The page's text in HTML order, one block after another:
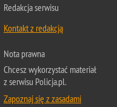
Redakcja serwisu
Kontakt z redakcją
Nota prawna
Chcesz wykorzystać materiał
z serwisu Policja.pl.
Zapoznaj się z zasadami